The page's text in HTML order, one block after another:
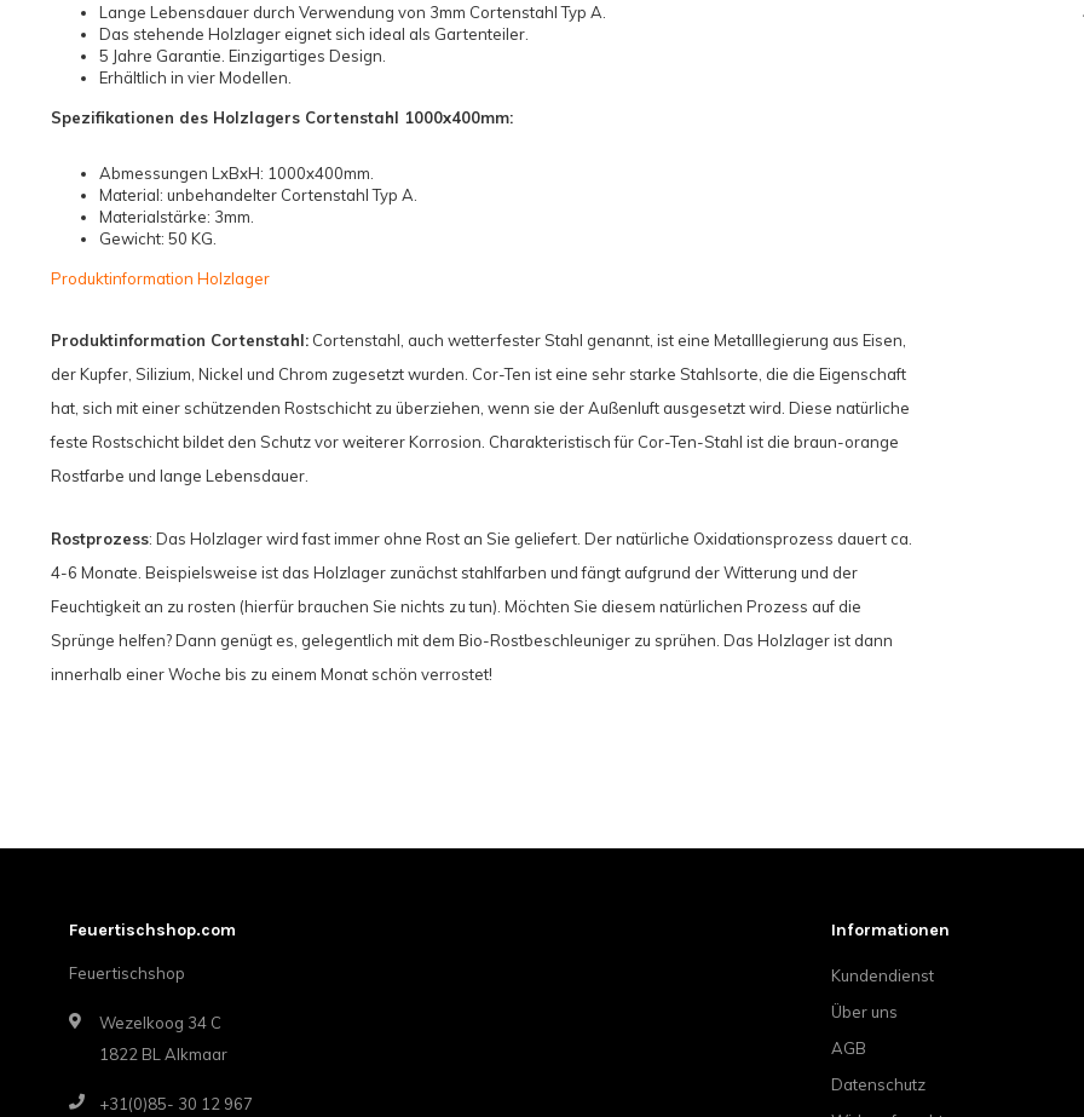
Lange Lebensdauer durch Verwendung von 3mm Cortenstahl Typ A.
Das stehende Holzlager eignet sich ideal als Gartenteiler.
5 Jahre Garantie. Einzigartiges Design.
Erhältlich in vier Modellen.
Spezifikationen des Holzlagers Cortenstahl 1000x400mm:
Abmessungen LxBxH: 1000x400mm.
Material: unbehandelter Cortenstahl Typ A.
Materialstärke: 3mm.
Gewicht: 50 KG.
Produktinformation Holzlager
Produktinformation Cortenstahl: Cortenstahl, auch wetterfester Stahl genannt, ist eine Metalllegierung aus Eisen,
der Kupfer, Silizium, Nickel und Chrom zugesetzt wurden. Cor-Ten ist eine sehr starke Stahlsorte, die die Eigenschaft
hat, sich mit einer schützenden Rostschicht zu überziehen, wenn sie der Außenluft ausgesetzt wird. Diese natürliche
feste Rostschicht bildet den Schutz vor weiterer Korrosion. Charakteristisch für Cor-Ten-Stahl ist die braun-orange
Rostfarbe und lange Lebensdauer.
Rostprozess: Das Holzlager wird fast immer ohne Rost an Sie geliefert. Der natürliche Oxidationsprozess dauert ca.
4-6 Monate. Beispielsweise ist das Holzlager zunächst stahlfarben und fängt aufgrund der Witterung und der
Feuchtigkeit an zu rosten (hierfür brauchen Sie nichts zu tun). Möchten Sie diesem natürlichen Prozess auf die
Sprünge helfen? Dann genügt es, gelegentlich mit dem Bio-Rostbeschleuniger zu sprühen. Das Holzlager ist dann
innerhalb einer Woche bis zu einem Monat schön verrostet!
Feuertischshop.com
Feuertischshop
Wezelkoog 34 C
1822 BL Alkmaar
+31(0)85- 30 12 967
Informationen
Kundendienst
Über uns
AGB
Datenschutz